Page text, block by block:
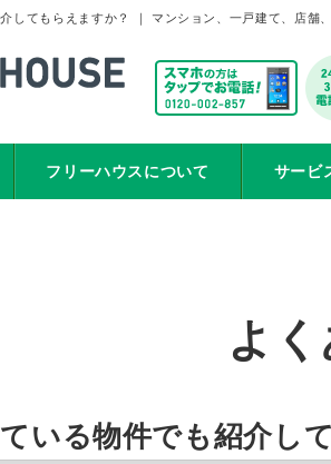
してもらえますか？ ｜ マンション、一戸建て、店舗
フリーハウスについて サービ
よ
いる物件でも紹介し